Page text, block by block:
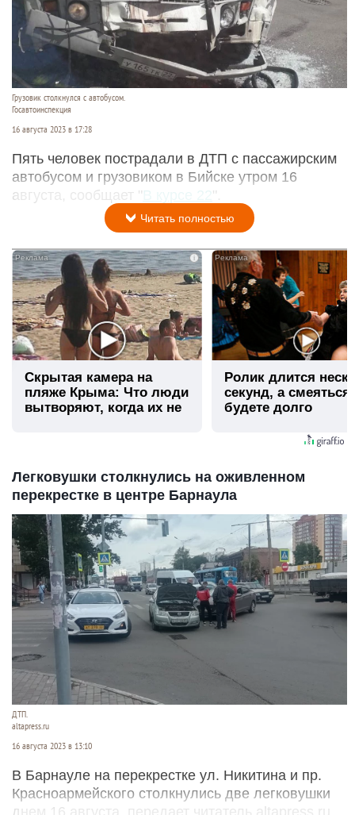
Грузовик столкнулся с автобусом.
Госавтоинспекция
16 августа 2023 в 17:28
Пять человек пострадали в ДТП с пассажирским
автобусом и грузовиком в Бийске утром 16
августа, сообщает "В курсе 22 ".
Читать полностью
i
Скрытая камера на
пляже Крыма: Что люди
вытворяют, когда их не
Ролик длится
секунд, а
будете долго
Легковушки столкнулись на оживленном
перекрестке в центре Барнаула
ДТП.
altapress.ru
16 августа 2023 в 13:10
В Барнауле на перекрестке ул. Никитина и пр.
Красноармейского столкнулись две легковушки
днем 16 августа, передает читатель altapress.ru.